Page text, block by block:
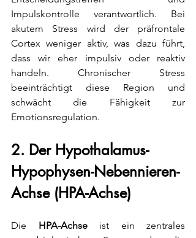
Impulskontrolle verantwortlich. Bei
akutem Stress wird der präfrontale
Cortex weniger aktiv, was dazu führt,
dass wir eher impulsiv oder reaktiv
handeln. Chronischer Stress
beeinträchtigt diese Region und
schwächt die Fähigkeit zur
Emotionsregulation.
2. Der Hypothalamus-
Hypophysen-Nebennieren-
Achse (HPA-Achse)
Die HPA-Achse ist ein zentrales